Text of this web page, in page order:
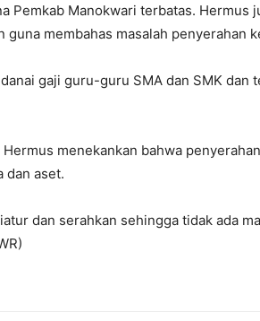
Pemkab Manokwari terbatas. Hermus
guna membahas masalah penyerahan
gaji guru-guru SMA dan SMK dan
menekankan bahwa
dan aset.
dan serahkan sehingga tidak ada